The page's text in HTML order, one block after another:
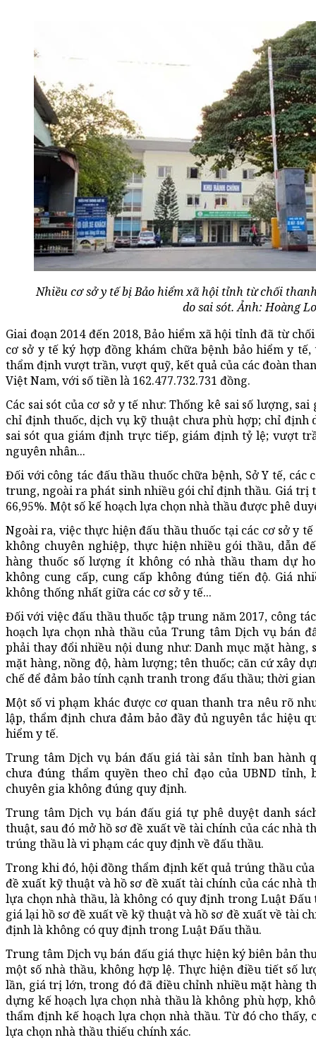
Nhiều cơ sở y tế bị Bảo hiểm xã hội tỉnh từ chối
do sai sót. Ảnh: Hoàng
Giai đoạn 2014 đến 2018, Bảo hiểm xã hội tỉnh đã từ
cơ sở y tế ký hợp đồng khám chữa bệnh bảo hiểm y
thẩm định vượt trần, vượt quỹ, kết quả của các đoàn
Việt Nam, với số tiền là 162.477.732.731 đồng.
Các sai sót của cơ sở y tế như: Thống kê sai số lượng,
chỉ định thuốc, dịch vụ kỹ thuật chưa phù hợp; chỉ
sai sót qua giám định trực tiếp, giám định tỷ lệ; vượt
nguyên nhân...
Đối với công tác đấu thầu thuốc chữa bệnh, Sở Y tế, các
trung, ngoài ra phát sinh nhiều gói chỉ định thầu. Giá trị
66,95%. Một số kế hoạch lựa chọn nhà thầu được phê
Ngoài ra, việc thực hiện đấu thầu thuốc tại các cơ sở y
không chuyên nghiệp, thực hiện nhiều gói thầu, dẫn
hàng thuốc số lượng ít không có nhà thầu tham dự
không cung cấp, cung cấp không đúng tiến độ. Giá
không thống nhất giữa các cơ sở y tế...
Đối với việc đấu thầu thuốc tập trung năm 2017, công
hoạch lựa chọn nhà thầu của Trung tâm Dịch vụ bán
phải thay đổi nhiều nội dung như: Danh mục mặt hàng,
mặt hàng, nồng độ, hàm lượng; tên thuốc; căn cứ xây
chế để đảm bảo tính cạnh tranh trong đấu thầu; thời
Một số vi phạm khác được cơ quan thanh tra nêu rõ
lập, thẩm định chưa đảm bảo đầy đủ nguyên tắc hiệu
hiểm y tế.
Trung tâm Dịch vụ bán đấu giá tài sản tỉnh ban hành
chưa đúng thẩm quyền theo chỉ đạo của UBND tỉnh,
chuyên gia không đúng quy định.
Trung tâm Dịch vụ bán đấu giá tự phê duyệt danh
thuật, sau đó mở hồ sơ đề xuất về tài chính của các nhà
trúng thầu là vi phạm các quy định về đấu thầu.
Trong khi đó, hội đồng thẩm định kết quả trúng thầu
đề xuất kỹ thuật và hồ sơ đề xuất tài chính của các nhà
lựa chọn nhà thầu, là không có quy định trong Luật
giá lại hồ sơ đề xuất về kỹ thuật và hồ sơ đề xuất về tài
định là không có quy định trong Luật Đấu thầu.
Trung tâm Dịch vụ bán đấu giá thực hiện ký biên bản
một số nhà thầu, không hợp lệ. Thực hiện điều tiết số
lần, giá trị lớn, trong đó đã điều chỉnh nhiều mặt hàng
dựng kế hoạch lựa chọn nhà thầu là không phù hợp,
thẩm định kế hoạch lựa chọn nhà thầu. Từ đó cho
lựa chọn nhà thầu thiếu chính xác.